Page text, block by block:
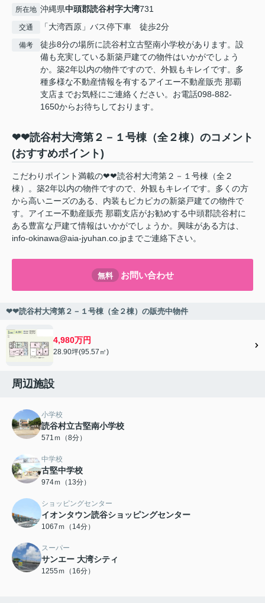
所在地 沖縄県中頭郡読谷村字大湾731
交通 「大湾西原」バス停下車 徒歩2分
備考
徒歩8分の場所に読谷村立古堅南小学校があります。設
備も充実している新築戸建ての物件はいかがでしょう
か。築2年以内の物件ですので、外観もキレイです。多
種多様な不動産情報を有するアイエー不動産販売 那覇
支店までお気軽にご連絡ください。お電話098-882-
1650からお待ちしております。
❤❤読谷村大湾第２－１号棟（全２棟）のコメント
(おすすめポイント)
こだわりポイント満載の❤❤読谷村大湾第２－１号棟（全２
棟）。築2年以内の物件ですので、外観もキレイです。多くの方
から高いニーズのある、内装もピカピカの新築戸建ての物件で
す。アイエー不動産販売 那覇支店がお勧めする中頭郡読谷村に
ある豊富な戸建て情報はいかがでしょうか。興味がある方は、
info-okinawa@aia-jyuhan.co.jpまでご連絡下さい。
無料 お問い合わせ
❤❤読谷村大湾第２－１号棟（全２棟）の販売中物件
4,980万円
28.90坪(95.57㎡)
周辺施設
小学校
読谷村立古堅南小学校
571ｍ（8分）
中学校
古堅中学校
974ｍ（13分）
ショッピングセンター
イオンタウン読谷ショッピングセンター
1067ｍ（14分）
スーパー
サンエー 大湾シティ
1255ｍ（16分）